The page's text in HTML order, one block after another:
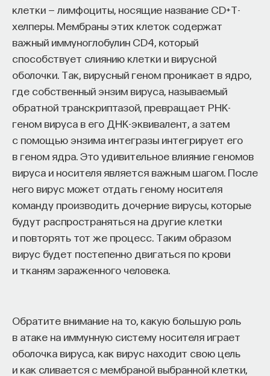
клетки — лимфоциты, носящие название CD+T-
хелперы. Мембраны этих клеток содержат
важный иммуноглобулин CD4, который
способствует слиянию клетки и вирусной
оболочки. Так, вирусный геном проникает в ядро,
где собственный энзим вируса, называемый
обратной транскриптазой, превращает РНК-
геном вируса в его ДНК-эквивалент, а затем
с помощью энзима интегразы интегрирует его
в геном ядра. Это удивительное влияние геномов
вируса и носителя является важным шагом. После
него вирус может отдать геному носителя
команду производить дочерние вирусы, которые
будут распространяться на другие клетки
и повторять тот же процесс. Таким образом
вирус будет постепенно двигаться по крови
и тканям зараженного человека.
Обратите внимание на то, какую большую роль
в атаке на иммунную систему носителя играет
оболочка вируса, как вирус находит свою цель
и как сливается с мембраной выбранной клетки,